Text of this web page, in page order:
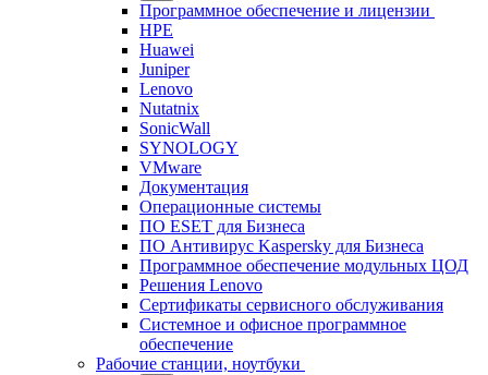
Программное обеспечение и лицензии
HPE
Huawei
Juniper
Lenovo
Nutatnix
SonicWall
SYNOLOGY
VMware
Документация
Операционные системы
ПО ESET для Бизнеса
ПО Антивирус Kaspersky для Бизнеса
Программное обеспечение модульных ЦОД
Решения Lenovo
Сертификаты сервисного обслуживания
Системное и офисное программное
обеспечение
Рабочие станции, ноутбуки